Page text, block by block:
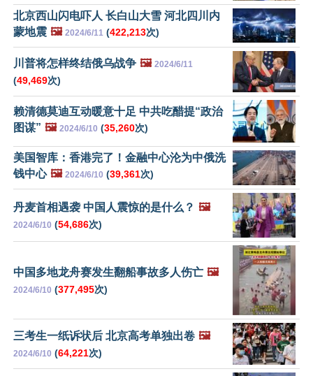
北京西山闪电吓人 长白山大雪 河北四川内
蒙地震 🖼️ 2024/6/11 (422,213次)
川普将怎样终结俄乌战争 🖼️ 2024/6/11
(49,469次)
赖清德莫迪互动暖意十足 中共吃醋提“政治
图谋” 🖼️ 2024/6/10 (35,260次)
美国智库：香港完了！金融中心沦为中俄洗
钱中心 🖼️ 2024/6/10 (39,361次)
丹麦首相遇袭 中国人震惊的是什么？ 🖼️
2024/6/10 (54,686次)
中国多地龙舟赛发生翻船事故多人伤亡 🖼️
2024/6/10 (377,495次)
三考生一纸诉状后 北京高考单独出卷 🖼️
2024/6/10 (64,221次)